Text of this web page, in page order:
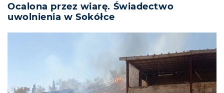
Ocalona przez wiarę. Świadectwo
uwolnienia w Sokółce